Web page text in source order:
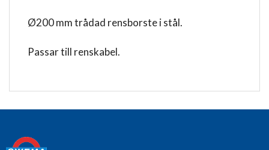
Ø200 mm trådad rensborste i stål.
Passar till renskabel.